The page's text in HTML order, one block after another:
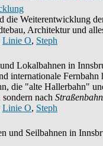
die Weiterentwicklung
Architektur und
Linie O, Steph
Lokalbahnen in
internationale Fernbahn
die "alte Hallerbahn"
nach
Linie O, Steph
und Seilbahnen in